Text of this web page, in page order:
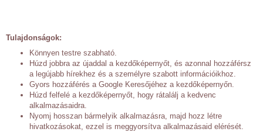
Tulajdonságok:
Könnyen testre szabható.
Húzd jobbra az újaddal a kezdőképernyőt, és azonnal hozzáférsz
a legújabb hírekhez és a személyre szabott információikhoz.
Gyors hozzáférés a Google Keresőjéhez a kezdőképernyőn.
Húzd felfelé a kezdőképernyőt, hogy rátalálj a kedvenc
alkalmazásaidra.
Nyomj hosszan bármelyik alkalmazásra, majd hozz létre
hivatkozásokat, ezzel is meggyorsítva alkalmazásaid elérését.